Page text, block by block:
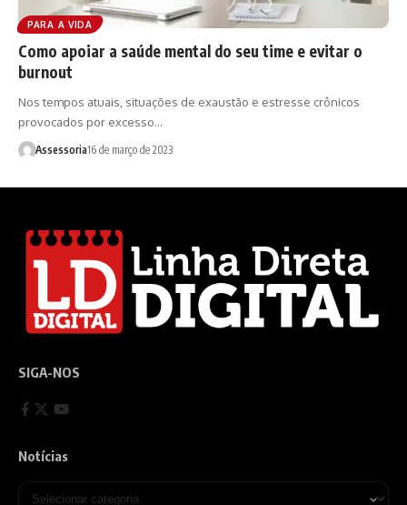
PARA A VIDA
Como apoiar a saúde mental do seu time e evitar o
burnout
Nos tempos atuais, situações de exaustão e estresse crônicos
provocados por excesso…
Assessoria16 de março de 2023
SIGA-NOS
Notícias